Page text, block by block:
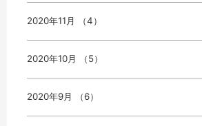
2020年11月 （4）
2020年10月 （5）
2020年9月 （6）